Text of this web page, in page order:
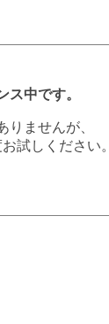
ス中です。
りませんが、
試しください。